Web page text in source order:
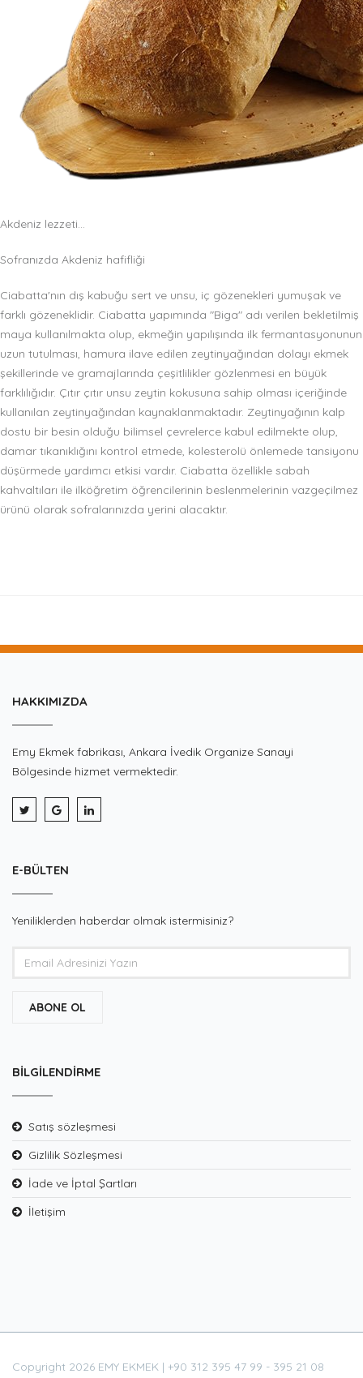
Akdeniz lezzeti...
Sofranızda Akdeniz hafifliği
Ciabatta'nın dış kabuğu sert ve unsu, iç gözenekleri yumuşak ve
farklı gözeneklidir. Ciabatta yapımında "Biga" adı verilen bekletilmiş
maya kullanılmakta olup, ekmeğin yapılışında ilk fermantasyonunun
uzun tutulması, hamura ilave edilen zeytinyağından dolayı ekmek
şekillerinde ve gramajlarında çeşitlilikler gözlenmesi en büyük
farklılığıdır. Çıtır çıtır unsu zeytin kokusuna sahip olması içeriğinde
kullanılan zeytinyağından kaynaklanmaktadır. Zeytinyağının kalp
dostu bir besin olduğu bilimsel çevrelerce kabul edilmekte olup,
damar tıkanıklığını kontrol etmede, kolesterolü önlemede tansiyonu
düşürmede yardımcı etkisi vardır. Ciabatta özellikle sabah
kahvaltıları ile ilköğretim öğrencilerinin beslenmelerinin vazgeçilmez
ürünü olarak sofralarınızda yerini alacaktır.
HAKKIMIZDA
Emy Ekmek fabrikası, Ankara İvedik Organize Sanayi
Bölgesinde hizmet vermektedir.
E-BÜLTEN
Yeniliklerden haberdar olmak istermisiniz?
ABONE OL
BILGILENDIRME
Satış sözleşmesi
Gizlilik Sözleşmesi
İade ve İptal Şartları
İletişim
Copyright 2026 EMY EKMEK | +90 312 395 47 99 - 395 21 08